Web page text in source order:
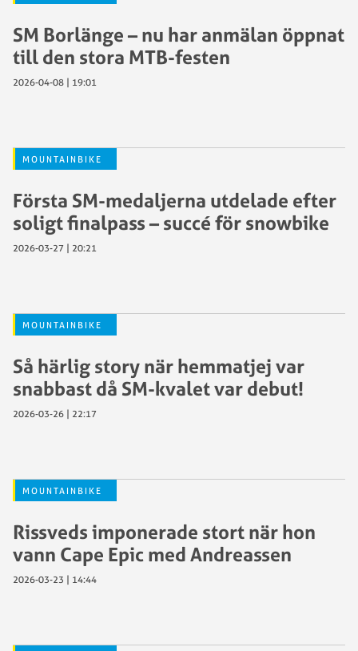
SM Borlänge – nu har anmälan öppnat
till den stora MTB-festen
2026-04-08 | 19:01
MOUNTAINBIKE
Första SM-medaljerna utdelade efter
soligt finalpass – succé för snowbike
2026-03-27 | 20:21
MOUNTAINBIKE
Så härlig story när hemmatjej var
snabbast då SM-kvalet var debut!
2026-03-26 | 22:17
MOUNTAINBIKE
Rissveds imponerade stort när hon
vann Cape Epic med Andreassen
2026-03-23 | 14:44